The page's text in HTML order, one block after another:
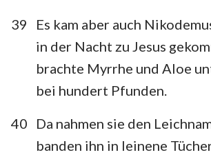
39
Es kam aber auch
in der Nacht zu Jesus
brachte Myrrhe und Aloe
bei hundert Pfunden.
40
Da nahmen sie den
banden ihn in leinene